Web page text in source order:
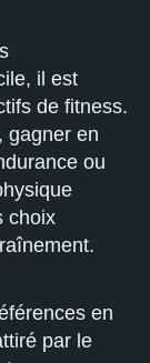
il est
de fitness.
gagner en
ou
choix
en
par le